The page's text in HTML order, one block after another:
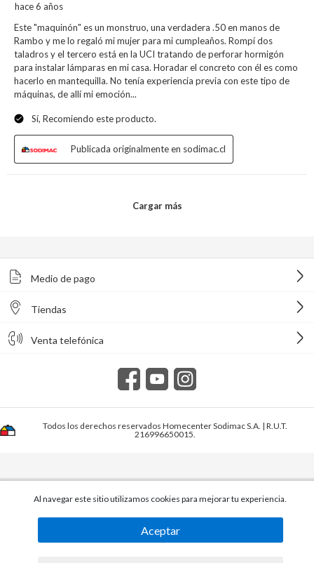
Medio de pago
Tiendas
Venta telefónica
Todos los derechos reservados Homecenter Sodimac S.A. | R.U.T.
216996650015.
Al navegar este sitio utilizamos cookies para mejorar tu experiencia.
Aceptar